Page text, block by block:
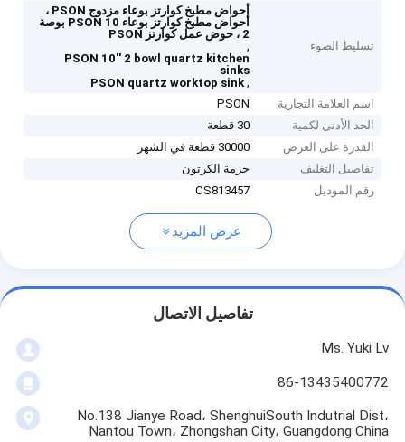
تسليط الضوء
أحواض مطبخ كوارتز بوعاء مزدوج PSON ،
أحواض مطبخ كوارتز بوعاء PSON 10 بوصة
2 ، حوض عمل كوارتز PSON
,
PSON 10'' 2 bowl quartz kitchen
sinks
,
PSON quartz worktop sink
اسم العلامة التجارية
PSON
الحد الأدنى لكمية
30 قطعة
القدرة على العرض
30000 قطعة في الشهر
تفاصيل التغليف
حزمة الكرتون
رقم الموديل
CS813457
عرض المزيد
تفاصيل الاتصال
Ms. Yuki Lv
86-13435400772
No.138 Jianye Road، ShenghuiSouth Indutrial Dist،
Nantou Town، Zhongshan City، Guangdong China